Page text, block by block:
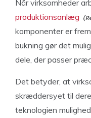
Når virksomheder
produktionsanlæg
komponenter er
bukning gør det
dele, der passer
Det betyder, at
skræddersyet til
teknologien